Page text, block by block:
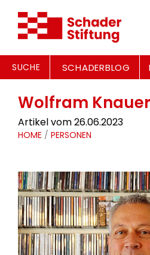
SUCHE SCHADERBLOG
Wolfram Knauer
Artikel vom 26.06.2023
HOME / PERSONEN